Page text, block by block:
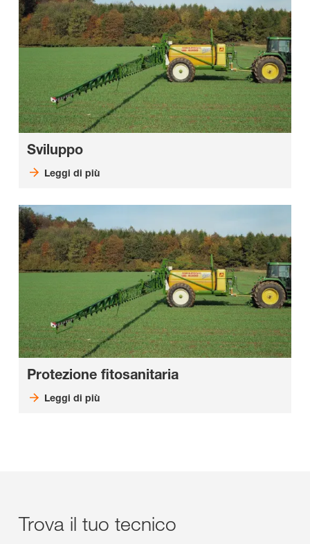
Sviluppo
Leggi di più
Protezione fitosanitaria
Leggi di più
Trova il tuo tecnico